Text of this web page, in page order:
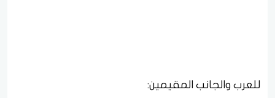
للعرب والجانب المقيمين: